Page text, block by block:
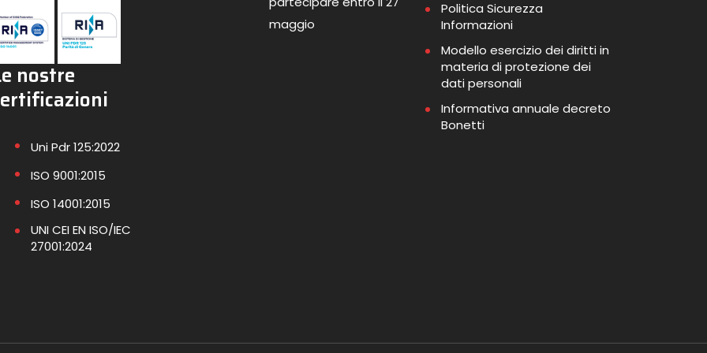
nostre
Uni Pdr 125:2022
ISO 9001:2015
ISO 14001:2015
UNI CEI EN ISO/IEC
27001:2024
maggio
Politica Sicurezza
Informazioni
Modello esercizio dei diritti in
materia di protezione dei
dati personali
Informativa annuale decreto
Bonetti